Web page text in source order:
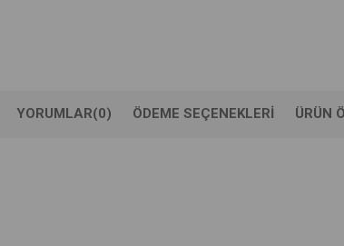
YORUMLAR(0) ÖDEME SEÇENEKLERI ÜRÜN